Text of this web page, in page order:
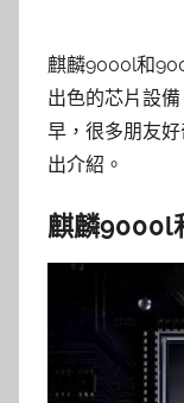
麒麟9000l和
出色的芯片設
早，很多朋友
出介紹。
麒麟9000l